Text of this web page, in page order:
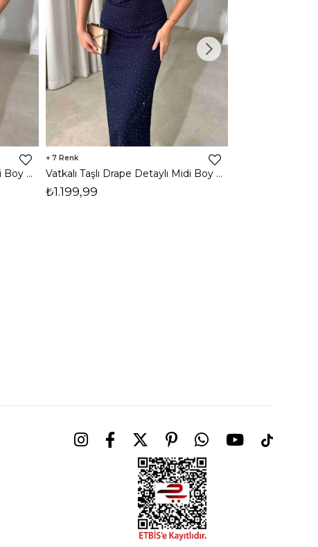
Vatkalı Taşlı Drape Detaylı Midi Boy Kahverengi Jesep Kadın Elbise 26Y282
7
Vatkalı Taşlı Drape Detaylı Midi Boy Lacivert Jesep Kadın Elbise 26Y282
₺1.199,99